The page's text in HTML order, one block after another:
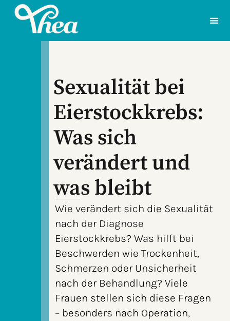
Sexualität bei
Eierstockkrebs:
Was sich
verändert und
was bleibt
Wie verändert sich die Sexualität
nach der Diagnose
Eierstockkrebs? Was hilft bei
Beschwerden wie Trockenheit,
Schmerzen oder Unsicherheit
nach der Behandlung? Viele
Frauen stellen sich diese Fragen
– besonders nach Operation,